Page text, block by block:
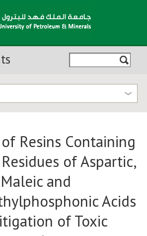
Resins Containing
of Aspartic,
Maleic and
Acids
of Toxic